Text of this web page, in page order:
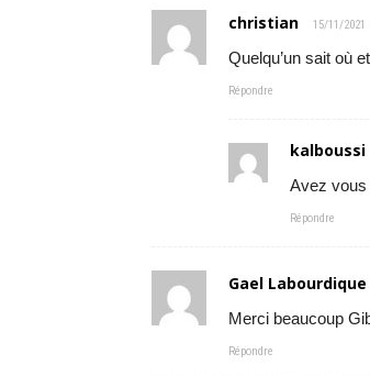
christian 15/11/2021
Quelqu’un sait où
Répondre
kalboussi
Avez vous
Répondre
Gael Labourdique
Merci beaucoup
Répondre